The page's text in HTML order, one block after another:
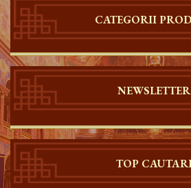
CATEGORII
NEWSLETTER
TOP